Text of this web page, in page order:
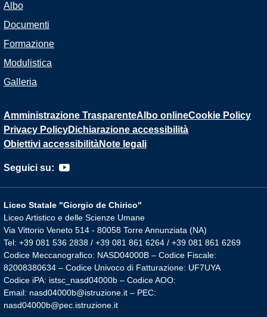
Albo
Documenti
Formazione
Modulistica
Galleria
Amministrazione TrasparenteAlbo onlineCookie Policy
Privacy PolicyDichiarazione accessibilità
Obiettivi accessibilitàNote legali
Seguici su:
Liceo Statale "Giorgio de Chirico"
Liceo Artistico e delle Scienze Umane
Via Vittorio Veneto 514 - 80058 Torre Annunziata (NA)
Tel: +39 081 536 2838 / +39 081 861 6264 / +39 081 861 6269
Codice Meccanografico: NASD04000B – Codice Fiscale:
82008380634 – Codice Univoco di Fatturazione: UF7UYA
Codice iPA: istsc_nasd04000b – Codice AOO:
Email: nasd04000b@istruzione.it – PEC:
nasd04000b@pec.istruzione.it